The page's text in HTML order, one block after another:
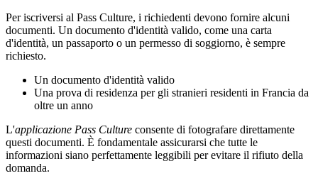
Per iscriversi al Pass Culture, i richiedenti devono fornire alcuni
documenti. Un documento d'identità valido, come una carta
d'identità, un passaporto o un permesso di soggiorno, è sempre
richiesto.
Un documento d'identità valido
Una prova di residenza per gli stranieri residenti in Francia da
oltre un anno
L'applicazione Pass Culture consente di fotografare direttamente
questi documenti. È fondamentale assicurarsi che tutte le
informazioni siano perfettamente leggibili per evitare il rifiuto della
domanda.